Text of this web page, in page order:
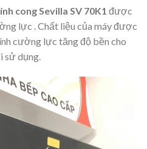
cong Sevilla SV 70K1 được
lực . Chất liệu của máy được
cường lực tăng độ bền cho
sử dụng.